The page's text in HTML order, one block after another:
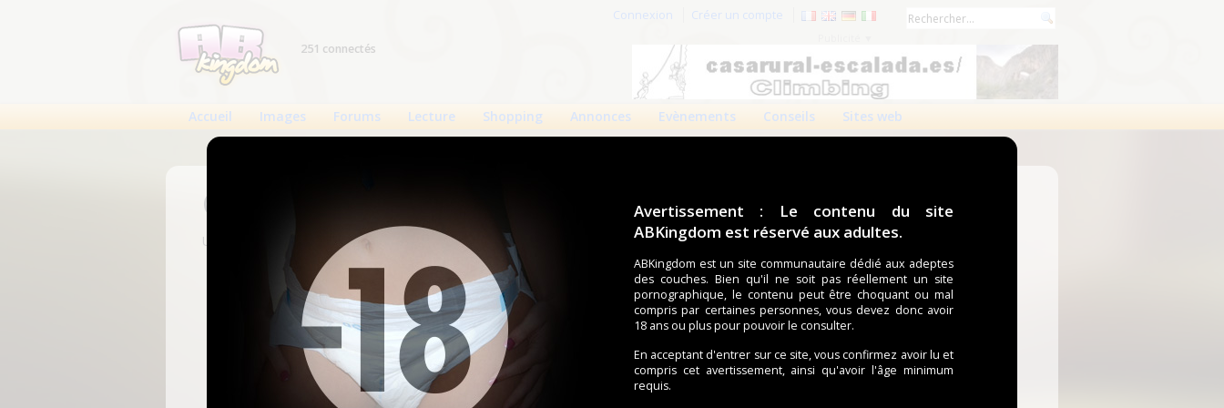
Avertissement : Le contenu du site
ABKingdom est réservé aux adultes.
ABKingdom est un site communautaire dédié aux adeptes
des couches. Bien qu'il ne soit pas réellement un site
pornographique, le contenu peut être choquant ou mal
compris par certaines personnes, vous devez donc avoir
18 ans ou plus pour pouvoir le consulter.
En acceptant d'entrer sur ce site, vous confirmez avoir lu et
compris cet avertissement, ainsi qu'avoir l'âge minimum
requis.
Connexion Créer un compte
251 connectés
Accueil Images Forums Lecture Shopping Annonces Evènements Conseils Sites web
Connexion
Un compte est nécessaire pour voir cette page.
Nom d'utilisateur
Mot de passe